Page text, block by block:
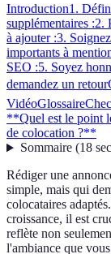
Introduction1.
supplémentaires :2.
à ajouter :3.
importants à
SEO :5. Soyez
demandez un retour
VidéoGlossaire
**Quel est le point
de colocation ?**
Sommaire(18
Rédiger une
simple, mais qui
colocataires
croissance, il est
reflète non
l'ambiance que